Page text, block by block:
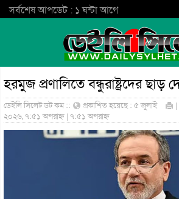
সর্বশেষ আপডেট : ১ ঘন্টা আগে
হরমুজ প্রণালিতে বন্ধুরাষ্ট্রদের ছাড়
ডেইলি সিলেট ডট কম ::
প্রকাশিত হয়েছে : ৫ জুলাই
২০২৬, ৭:৫১ অপরাহ্ন | ৭:৫১ অপরাহ্ন
|